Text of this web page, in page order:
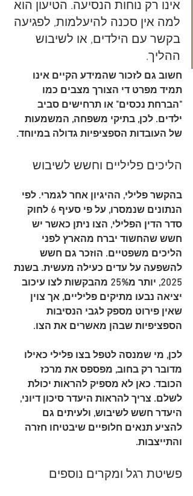
אינו רק נוחות הנסיעה. הטיעון הוא
למה אין סכנה להיעלמות, לפגיעה
בקשר עם הילדים, או לשיבוש
ההליך.
חשוב גם לזכור שהמידע הקיים אינו
תמיד מפרט די הצורך מצבים כמו
"הברחת נכסים" או תרחישים סביב
ילדים. לכן, בתיקי משפחה, המשמעות
של העובדות הספציפיות גדולה במיוחד.
הליכים פליליים וחשש לשיבוש
בהקשר פלילי, ההיגיון אחר לגמרי. לפי
הנתונים שנמסרו, על פי סעיף 6 לחוק
סדר הדין הפלילי, הצו ניתן כאשר יש
חשש שהחשוד יברח מהארץ לפני
הליכים משפטיים. הוזכר גם חשש
להשפעה על עדים כעילה מעשית. בשנת
2025, יותר מ25% מהבקשות לצו עיכוב
יציאה נבעו מתיקים פליליים, אך צוין
שאין פירוט מספק לגבי הנסיבות
הספציפיות שבהן מאשרים את הצו.
לכן, מי שמנסה לטפל בצו פלילי כאילו
מדובר רק בחוב, מפספס את מרכז
הכובד. כאן לא מספיק להראות יכולת
לשלם. צריך להראות היעדר סיכון דיוני,
היעדר חשש לשיבוש, ולעיתים גם
להציע תנאים חלופיים שיבטיחו חזרה
והתייצבות.
פשיטת רגל ומקרים נוספים